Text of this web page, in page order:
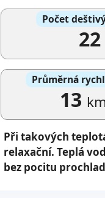
Počet
22
Průměrná
13
Při takových
relaxační. Teplá
bez pocitu